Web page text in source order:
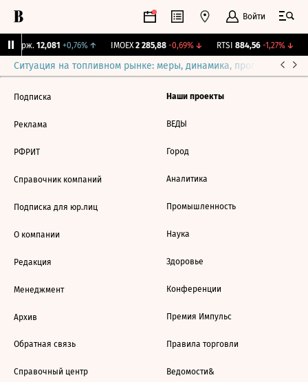
Войти
Бирж. 12,081 +0,76%↑ IMOEX 2 285,88 -0,69%↓ RTSI 884,56 -1,27%↓
Ситуация на топливном рынке: меры, динамика, прогнозы
Подписка
Реклама
РФРИТ
Справочник компаний
Подписка для юр.лиц
О компании
Редакция
Менеджмент
Архив
Обратная связь
Справочный центр
Наши проекты
ВЕДЫ
Город
Аналитика
Промышленность
Наука
Здоровье
Конференции
Премия Импульс
Правила торговли
Ведомости&